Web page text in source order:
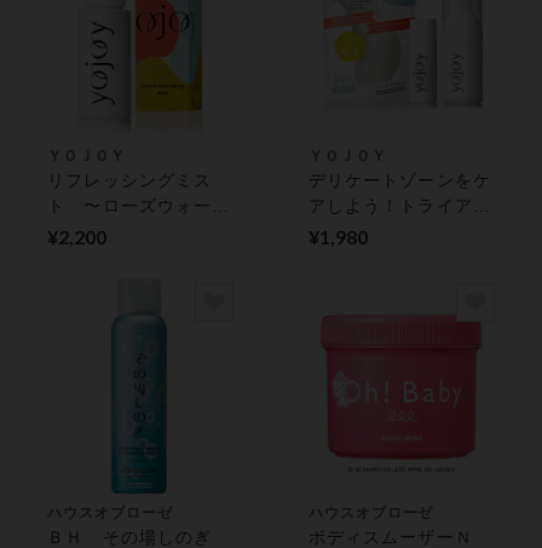
ＹＯＪＯＹ
リフレッシングミス
ト 〜ローズウォータ
ーをふんだんに使用し
¥2,200
ＹＯＪＯＹ
デリケートゾーンをケ
アしよう！トライアル
セット 〜ウォッシュ
¥1,980
ハウスオブローゼ
ＢＨ その場しのぎ
ハウスオブローゼ
ボディスムーザーＮ